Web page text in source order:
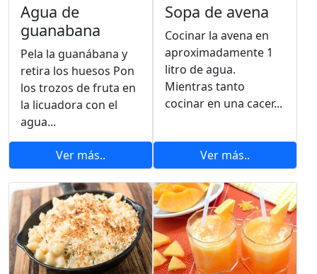
Agua de
guanabana
Pela la guanábana y
retira los huesos Pon
los trozos de fruta en
la licuadora con el
agua...
Ver más..
Sopa de avena
Cocinar la avena en
aproximadamente 1
litro de agua.
Mientras tanto
cocinar en una cacer...
Ver más..